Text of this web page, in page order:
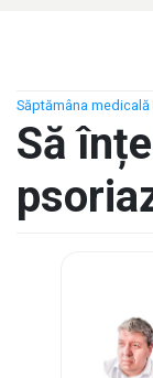
Săptămâna medicală
Să